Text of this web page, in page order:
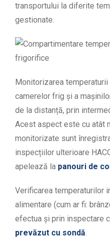
transportului la diferite
gestionate.
Monitorizarea
camerelor frig și a
de la distanță, prin
Acest aspect este cu atât
monitorizate sunt
inspecțiilor ulterioare
apelează la panouri de
Verificarea temperaturilor
alimentare (cum ar fi:
efectua și prin inspectare
prevăzut cu sondă